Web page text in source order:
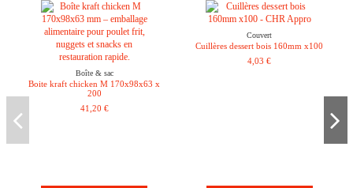
Boîte & sac
Boite kraft chicken M 170x98x63 x
200
41,20 €
Couvert
Cuillères dessert bois 160mm x100
4,03 €